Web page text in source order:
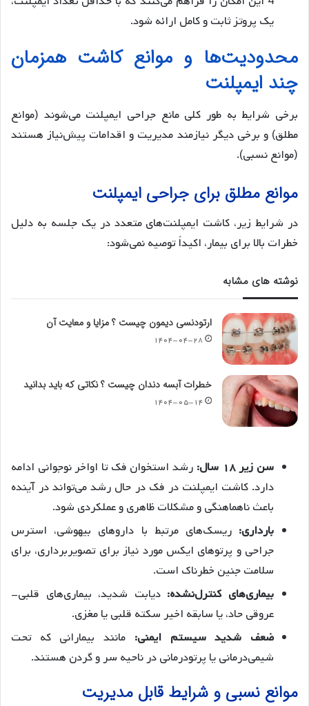
یک پروتز ثابت و کامل ارائه شود.
محدودیت‌ها و موانع کاشت همزمان
چند ایمپلنت
برخی شرایط به طور کلی مانع جراحی ایمپلنت می‌شوند (موانع
مطلق) و برخی دیگر نیازمند مدیریت و اقدامات پیش‌نیاز هستند
(موانع نسبی).
موانع مطلق برای جراحی ایمپلنت
در شرایط زیر، کاشت ایمپلنت‌های متعدد در یک جلسه به دلیل
خطرات بالا برای بیمار، اکیداً توصیه نمی‌شود:
نوشته های مشابه
ارتودنسی دیمون چیست ؟ مزایا و معایت آن
۱۴۰۴-۰۴-۲۸
خطرات آبسه دندان چیست ؟ نکاتی که باید بدانید
۱۴۰۴-۰۵-۱۴
سن زیر ۱۸ سال:
رشد استخوان فک تا اواخر نوجوانی ادامه
دارد. کاشت ایمپلنت در فک در حال رشد می‌تواند در آینده
باعث ناهماهنگی و مشکلات ظاهری و عملکردی شود.
بارداری: ریسک‌های مرتبط با داروهای بیهوشی، استرس
جراحی و پرتوهای ایکس مورد نیاز برای تصویربرداری، برای
سلامت جنین خطرناک است.
بیماری‌های کنترل‌نشده: دیابت شدید، بیماری‌های قلبی-
عروقی حاد، یا سابقه اخیر سکته قلبی یا مغزی.
ضعف شدید سیستم ایمنی: مانند بیمارانی که تحت
شیمی‌درمانی یا پرتودرمانی در ناحیه سر و گردن هستند.
موانع نسبی و شرایط قابل مدیریت